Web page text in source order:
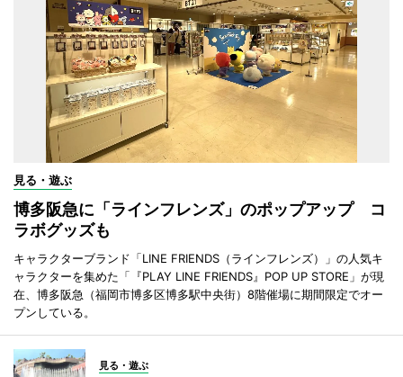
見る・遊ぶ
博多阪急に「ラインフレンズ」のポップアップ コ
ラボグッズも
キャラクターブランド「LINE FRIENDS（ラインフレンズ）」の人気キ
ャラクターを集めた「『PLAY LINE FRIENDS』POP UP STORE」が現
在、博多阪急（福岡市博多区博多駅中央街）8階催場に期間限定でオー
プンしている。
見る・遊ぶ